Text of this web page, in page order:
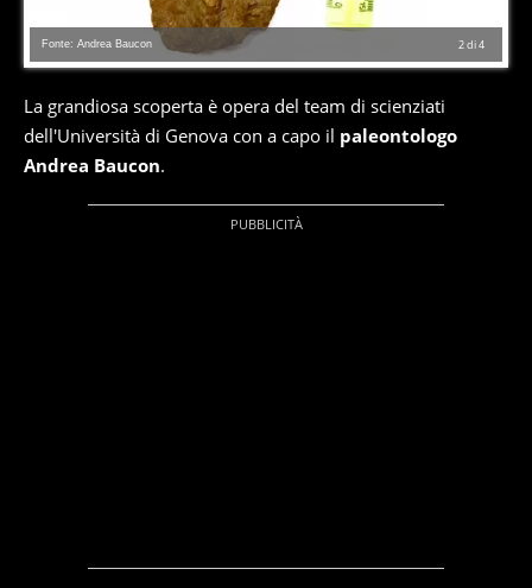
2di4
Fonte: Andrea Baucon
La grandiosa scoperta è opera del team di scienziati
dell'Università di Genova con a capo il paleontologo
Andrea Baucon.